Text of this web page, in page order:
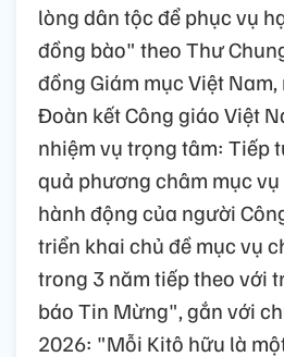
lòng dân tộc để phục vụ
đồng bào" theo Thư
đồng Giám mục Việt
Đoàn kết Công giáo Việt
nhiệm vụ trọng tâm: Tiếp
quả phương châm mục
hành động của người
triển khai chủ đề mục vụ
trong 3 năm tiếp theo với
báo Tin Mừng", gắn với
2026: "Mỗi Kitô hữu là